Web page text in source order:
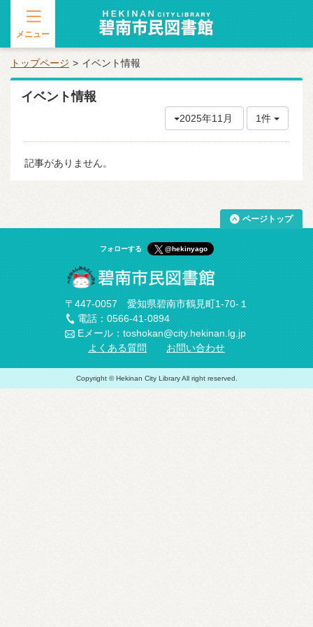
メニュー
トップページ イベント情報
イベント情報
2025年11月 1件
記事がありません。
ページトップ
フォローする @hekinyago
〒447-0057 愛知県碧南市鶴見町1-70-１
電話：0566-41-0894
Eメール：toshokan@city.hekinan.lg.jp
よくある質問
お問い合わせ
Copyright © Hekinan City Library All right reserved.